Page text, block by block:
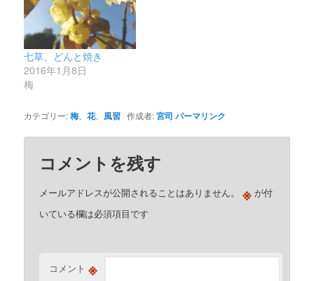
七草、どんと焼き
2016年1月8日
梅
カテゴリー:梅 、花、 風習 作成者:宮司 パーマリンク
コメントを残す
メールアドレスが公開されることはありません。 ※ が付
いている欄は必須項目です
コメント ※